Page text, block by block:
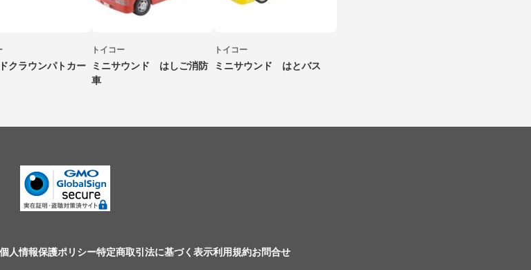
クラウンパトカー
トイコー
ミニサウンド はしご消防
車
トイコー
ミニサウンド はとバス
人情報保護ポリシー特定商取引法に基づく表示利用規約お問合せ